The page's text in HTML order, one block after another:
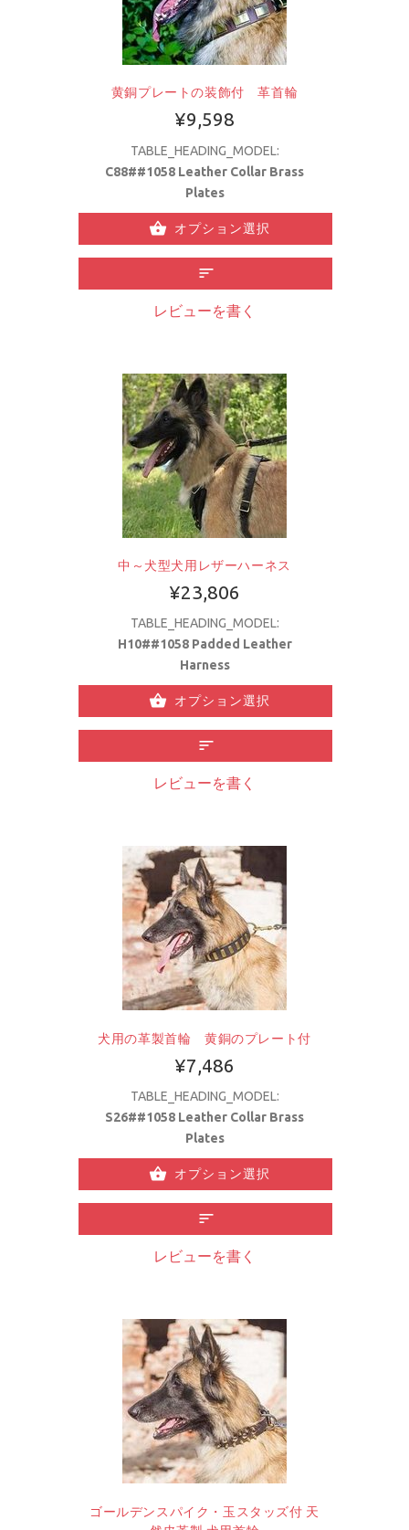
黄銅プレートの装飾付 革首輪
¥9,598
TABLE_HEADING_MODEL:
C88##1058 Leather Collar Brass
Plates
オプション選択
レビューを書く
中～犬型犬用レザーハーネス
¥23,806
TABLE_HEADING_MODEL:
H10##1058 Padded Leather
Harness
オプション選択
レビューを書く
犬用の革製首輪 黄銅のプレート付
¥7,486
TABLE_HEADING_MODEL:
S26##1058 Leather Collar Brass
Plates
オプション選択
レビューを書く
ゴールデンスパイク・玉スタッズ付 天